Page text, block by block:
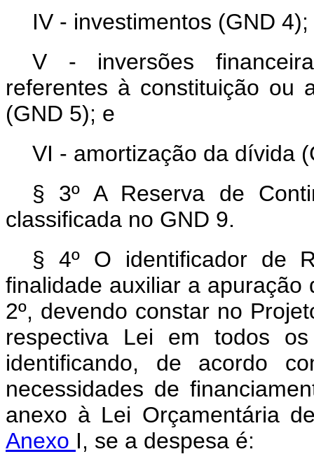
IV - investimentos (GND 4);
V - inversões
referentes à constituição ou
(GND 5); e
VI - amortização da dívida
§ 3º A Reserva de
classificada no GND 9.
§ 4º O identificador de
finalidade auxiliar a
2º, devendo constar no
respectiva Lei em todos
identificando, de acordo
necessidades de
anexo à Lei Orçamentária
Anexo I, se a despesa é: